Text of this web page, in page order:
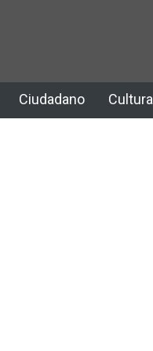
Ciudadano Cultura